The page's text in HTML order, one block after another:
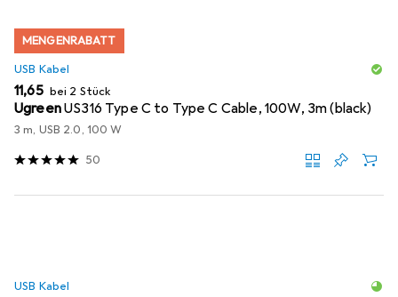
MENGENRABATT
USB Kabel
EUR
11,65 bei 2 Stück
UgreenUS316 Type C to Type C Cable, 100W, 3m (black)
3 m, USB 2.0, 100 W
50
USB Kabel